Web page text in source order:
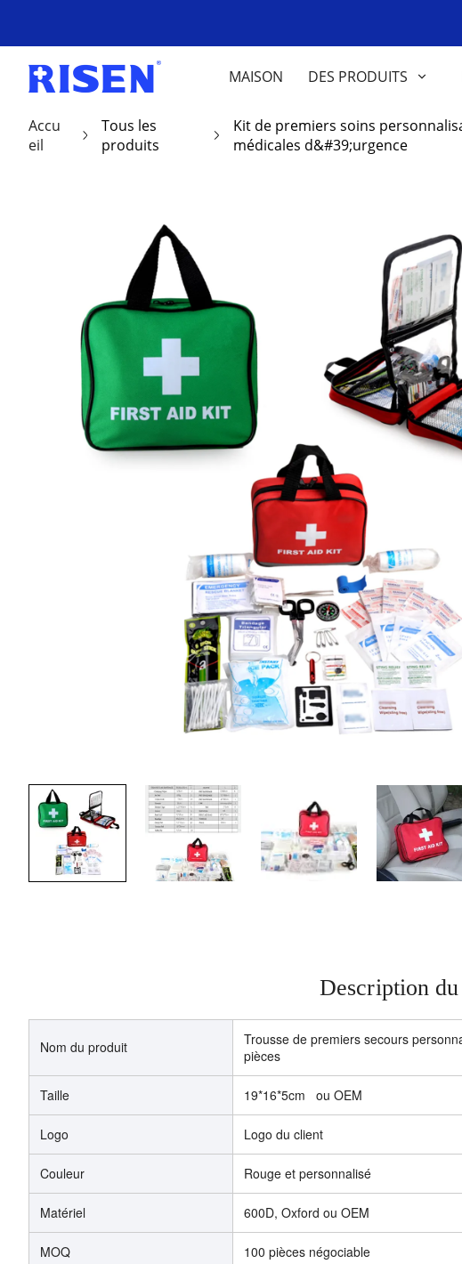
MAISON DES PRODUITS
Accu
eil
Tous les
produits
Kit de premiers soins
médicales d&#39;urgence
Description
Nom du produit
Trousse de premiers secours
pièces
Taille 19*16*5cm ou OEM
Logo Logo du client
Couleur Rouge et personnalisé
Matériel 600D, Oxford ou OEM
MOQ 100 pièces négociable